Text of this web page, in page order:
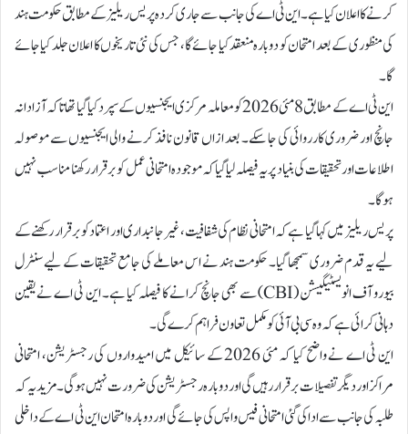
کرنے کا اعلان کیا ہے۔ این ٹی اے کی جانب سے جاری کردہ پریس ریلیز کے مطابق حکومت ہند
کی منظوری کے بعد امتحان کو دوبارہ منعقد کیا جائے گا، جس کی نئی تاریخوں کا اعلان جلد کیا جائے
گا۔
این ٹی اے کے مطابق 8 مئی 2026 کو معاملہ مرکزی ایجنسیوں کے سپرد کیا گیا تھا تاکہ آزادانہ
جانچ اور ضروری کارروائی کی جا سکے۔ بعد ازاں قانون نافذ کرنے والی ایجنسیوں سے موصولہ
اطلاعات اور تحقیقات کی بنیاد پر یہ فیصلہ لیا گیا کہ موجودہ امتحانی عمل کو برقرار رکھنا مناسب نہیں
ہوگا۔
پریس ریلیز میں کہا گیا ہے کہ امتحانی نظام کی شفافیت، غیر جانبداری اور اعتماد کو برقرار رکھنے کے
لیے یہ قدم ضروری سمجھا گیا۔ حکومت ہند نے اس معاملے کی جامع تحقیقات کے لیے سنٹرل
بیورو آف انویسٹیگیشن (CBI) سے بھی جانچ کرانے کا فیصلہ کیا ہے۔ این ٹی اے نے یقین
دہانی کرائی ہے کہ وہ سی بی آئی کو مکمل تعاون فراہم کرے گی۔
این ٹی اے نے واضح کیا کہ مئی 2026 کے سائیکل میں امیدواروں کی رجسٹریشن، امتحانی
مراکز اور دیگر تفصیلات برقرار رہیں گی اور دوبارہ رجسٹریشن کی ضرورت نہیں ہوگی۔ مزید یہ کہ
طلبہ کی جانب سے ادا کی گئی امتحانی فیس واپس کی جائے گی اور دوبارہ امتحان این ٹی اے کے داخلی